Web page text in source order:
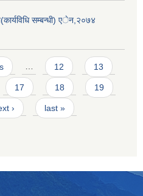
सम्बन्धी) एेन,२०७४
… 12 13
17 18 19
› last »